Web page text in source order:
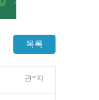
목록
관*자